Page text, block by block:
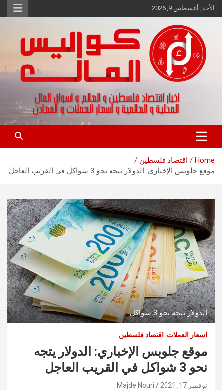
Skip
to
الأحد, أغسطس 9, 2026
كواليس المال
اخبار اقتصاد فلسطين و العالم و تقارير اسواق المال و العملات
Home
اقتصاد فلسطين
موقع جلوبس الإخباري: الدولار يتجه نحو 3 شواكل في القريب العاجل
الدولار يتجه نحو 3 شواكل
اسعار العملات اقتصاد فلسطين
موقع جلوبس الإخباري: الدولار يتجه
نحو 3 شواكل في القريب العاجل
نوفمبر 17, 2021 Majde Nouri